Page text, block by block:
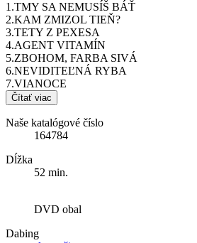
1.TMY SA NEMUSÍŠ BÁŤ
2.KAM ZMIZOL TIEŇ?
3.TETY Z PEXESA
4.AGENT VITAMÍN
5.ZBOHOM, FARBA SIVÁ
6.NEVIDITEĽNÁ RYBA
7.VIANOCE
Čítať viac
Naše katalógové číslo
164784
Dĺžka
52 min.
DVD obal
Dabing